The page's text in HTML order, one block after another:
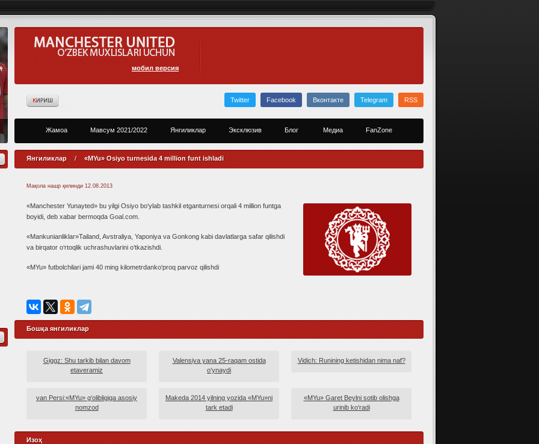
мобил версия
Twitter Facebook Вконтакте Telegram RSS
Жамоа Мавсум 2021/2022 Янгиликлар Эксклюзив Блог Медиа FanZone
Янгиликлар / «MYu» Osiyo turnesida 4 million funt ishladi
Мақола нашр қилинди 12.08.2013
«Manchester Yunayted» bu yilgi Osiyo bo‘ylab tashkil etganturnesi orqali 4 million funtga
boyidi, deb xabar bermoqda Goal.com.
«Mankunianliklar»Tailand, Avstraliya, Yaponiya va Gonkong kabi davlatlarga safar qilishdi
va birqator o‘rtoqlik uchrashuvlarini o‘tkazishdi.
«MYu» futbolchilari jami 40 ming kilometrdanko‘proq parvoz qilishdi
Бошқа янгиликлар
Giggz: Shu tarkib bilan davom
etaveramiz
Valensiya yana 25-raqam ostida
o‘ynaydi
Vidich: Runining ketishidan nima naf?
van Persi:«MYu» g‘olibligiga asosiy
nomzod
Makeda 2014 yilning yozida «MYu»ni
tark etadi
«MYu» Garet Beylni sotib olishga
urinib ko‘radi
Изоҳ